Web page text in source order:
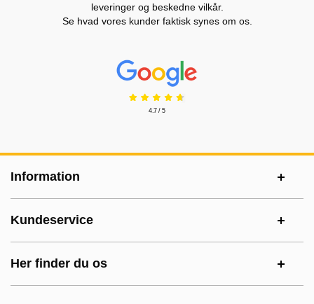
leveringer og beskedne vilkår.
Se hvad vores kunder faktisk synes om os.
Prisjakt Anmeldelser: 4.7 Stjerne
4.7 / 5
Information
Kundeservice
Her finder du os